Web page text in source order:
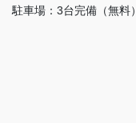
駐車場：3台完備（無料）